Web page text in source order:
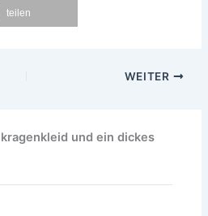
teilen
WEITER
und ein dickes